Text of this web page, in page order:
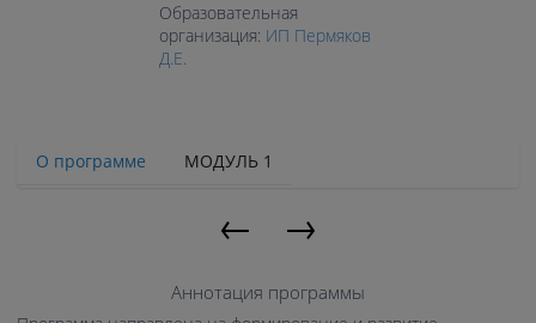
Образовательная
организация: ИП Пермяков
Д.Е.
О программе МОДУЛЬ 1
← →
Аннотация программы